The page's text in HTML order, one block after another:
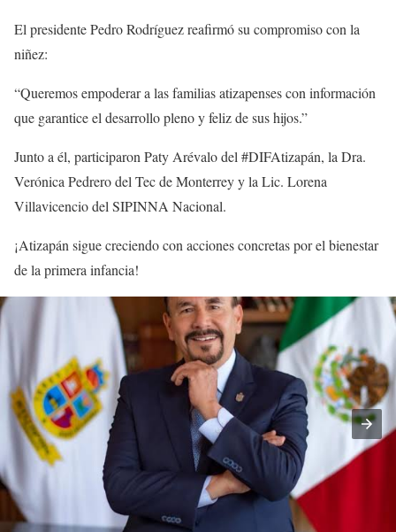
El presidente Pedro Rodríguez reafirmó su compromiso con la
niñez:
“Queremos empoderar a las familias atizapenses con información
que garantice el desarrollo pleno y feliz de sus hijos.”
Junto a él, participaron Paty Arévalo del #DIFAtizapán, la Dra.
Verónica Pedrero del Tec de Monterrey y la Lic. Lorena
Villavicencio del SIPINNA Nacional.
¡Atizapán sigue creciendo con acciones concretas por el bienestar
de la primera infancia!